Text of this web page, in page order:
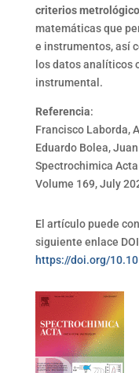
criterios
matemáticas que
e instrumentos, así
los datos analíticos
instrumental.
Referencia:
Francisco Laborda,
Eduardo Bolea,
Spectrochimica
Volume 169, July
El artículo puede
siguiente enlace
https://doi.org/